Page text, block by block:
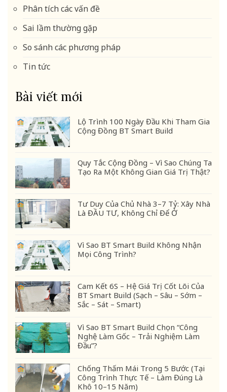
Phân tích các vấn đề
Sai lầm thường gặp
So sánh các phương pháp
Tin tức
Bài viết mới
Lộ Trình 100 Ngày Đầu Khi Tham Gia
Cộng Đồng BT Smart Build
Quy Tắc Cộng Đồng – Vì Sao Chúng Ta
Tạo Ra Một Không Gian Giá Trị Thật?
Tư Duy Của Chủ Nhà 3–7 Tỷ: Xây Nhà
Là ĐẦU TƯ, Không Chỉ Để Ở
Vì Sao BT Smart Build Không Nhận
Mọi Công Trình?
Cam Kết 6S – Hệ Giá Trị Cốt Lõi Của
BT Smart Build (Sạch – Sâu – Sớm –
Sắc – Sát – Smart)
Vì Sao BT Smart Build Chọn “Công
Nghệ Làm Gốc – Trải Nghiệm Làm
Đầu”?
Chống Thấm Mái Trong 5 Bước (Tại
Công Trình Thực Tế – Làm Đúng Là
Khô 10–15 Năm)